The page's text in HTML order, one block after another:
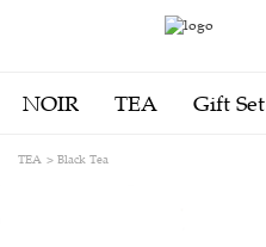
NOIR TEA Gift Set
TEA Black Tea